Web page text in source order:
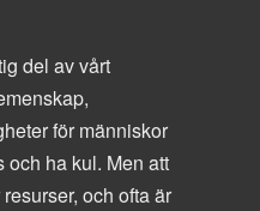
del av vårt
för människor
och ha kul. Men att
och ofta är